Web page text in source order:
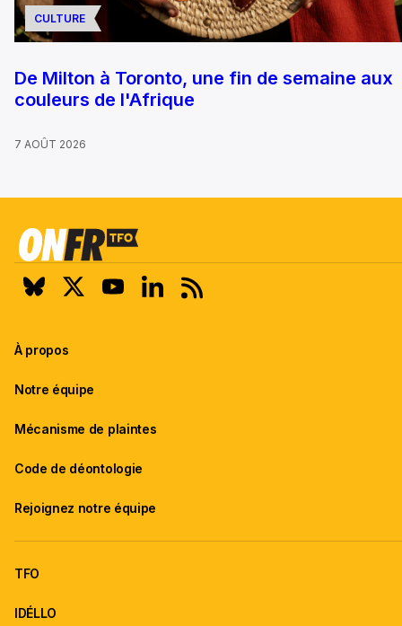
CULTURE
De Milton à Toronto, une fin de semaine aux
couleurs de l'Afrique
7 AOÛT 2026
À propos
Notre équipe
Mécanisme de plaintes
Code de déontologie
Rejoignez notre équipe
TFO
IDÉLLO